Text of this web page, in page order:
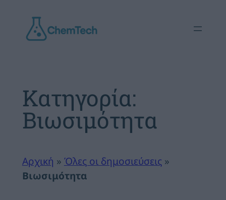
περιεχόμενο
Κατηγορία:
Βιωσιμότητα
Αρχική » Όλες οι δημοσιεύσεις»
Βιωσιμότητα